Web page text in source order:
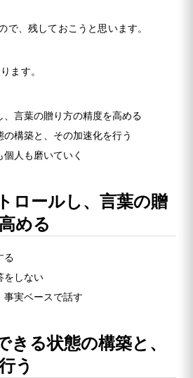
で、残しておこうと思います。
ます。
言葉の贈り方の精度を高める
構築と、その加速化を行う
人も磨いていく
ロールし、言葉の贈
める
る
をしない
事実ベースで話す
きる状態の構築と、
う